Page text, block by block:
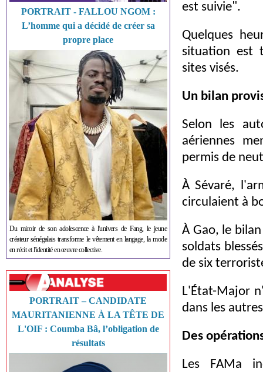
PORTRAIT - FALLOU NGOM :
L’homme qui a décidé de créer sa
propre place
Du miroir de son adolescence à l'univers de Fang, le jeune
créateur sénégalais transforme le vêtement en langage, la mode
en récit et l'identité en œuvre collective.
PORTRAIT – CANDIDATE
MAURITANIENNE À LA TÊTE DE
L'OIF : Coumba Bâ, l’obligation de
résultats
est suivie".
Quelques
situation est
sites visés.
Un bilan
Selon les
aériennes
permis de
À Sévaré,
circulaient à
À Gao, le
soldats
de six
L'État-Major
dans les
Des
Les FAMa